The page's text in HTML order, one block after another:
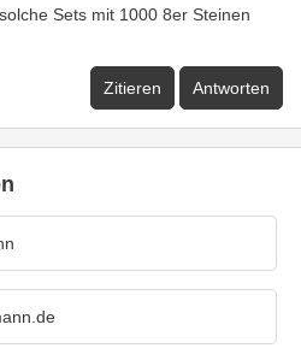
Sets mit 1000 8er Steinen
Zitieren Antworten